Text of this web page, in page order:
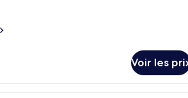
Voir les